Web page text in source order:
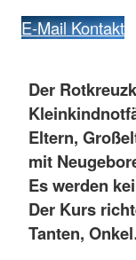
E-Mail Kontakt
Der
Eltern,
mit
Es werden
Der Kurs
Tanten,